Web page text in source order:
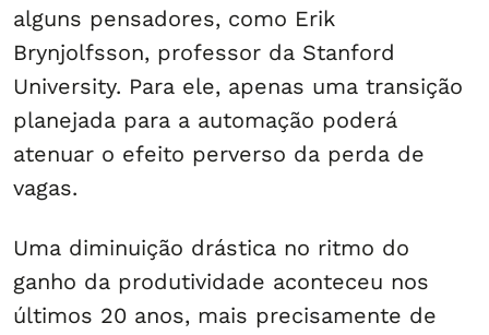
alguns pensadores, como Erik
Brynjolfsson, professor da Stanford
University. Para ele, apenas uma transição
planejada para a automação poderá
atenuar o efeito perverso da perda de
vagas.
Uma diminuição drástica no ritmo do
ganho da produtividade aconteceu nos
últimos 20 anos, mais precisamente de